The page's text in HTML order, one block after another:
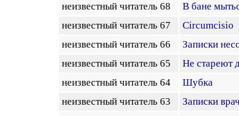
неизвестный читатель 68
В бане
неизвестный читатель 67
Circumcisio
неизвестный читатель 66
Записки
неизвестный читатель 65
Не стареют
неизвестный читатель 64
Шубка
неизвестный читатель 63
Записки